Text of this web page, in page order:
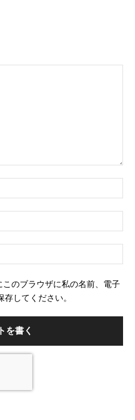
前
メ
ー
ェ
のブラウザに私の名前、電子
してください。